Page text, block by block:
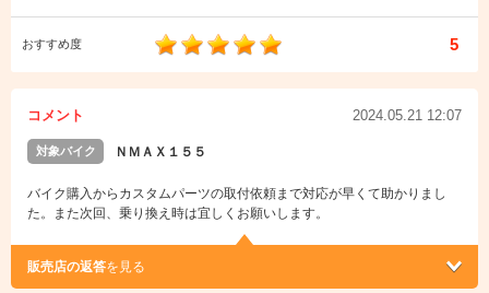
おすすめ度 5
コメント 2024.05.21 12:07
対象バイク ＮＭＡＸ１５５
バイク購入からカスタムパーツの取付依頼まで対応が早くて助かりまし
た。また次回、乗り換え時は宜しくお願いします。
販売店の返答を見る